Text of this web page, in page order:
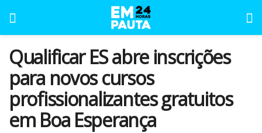
Qualificar ES abre inscrições
para novos cursos
profissionalizantes gratuitos
em Boa Esperança